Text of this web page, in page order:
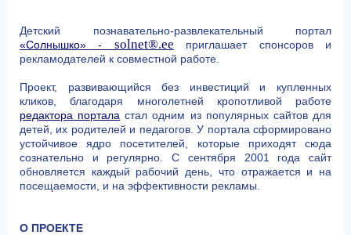
Детский познавательно-развлекательный портал
«Солнышко» - solnet®.ee приглашает спонсоров и
рекламодателей к совместной работе.
Проект, развивающийся без инвестиций и купленных
кликов, благодаря многолетней кропотливой работе
редактора портала стал одним из популярных сайтов для
детей, их родителей и педагогов. У портала сформировано
устойчивое ядро посетителей, которые приходят сюда
сознательно и регулярно. С сентября 2001 года сайт
обновляется каждый рабочий день, что отражается и на
посещаемости, и на эффективности рекламы.
О ПРОЕКТЕ